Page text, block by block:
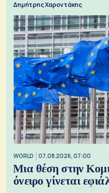
Δημήτρης Χαροντάκης
WORLD 07.08.2026, 07:00
Μια θέση στην
όνειρο γίνεται